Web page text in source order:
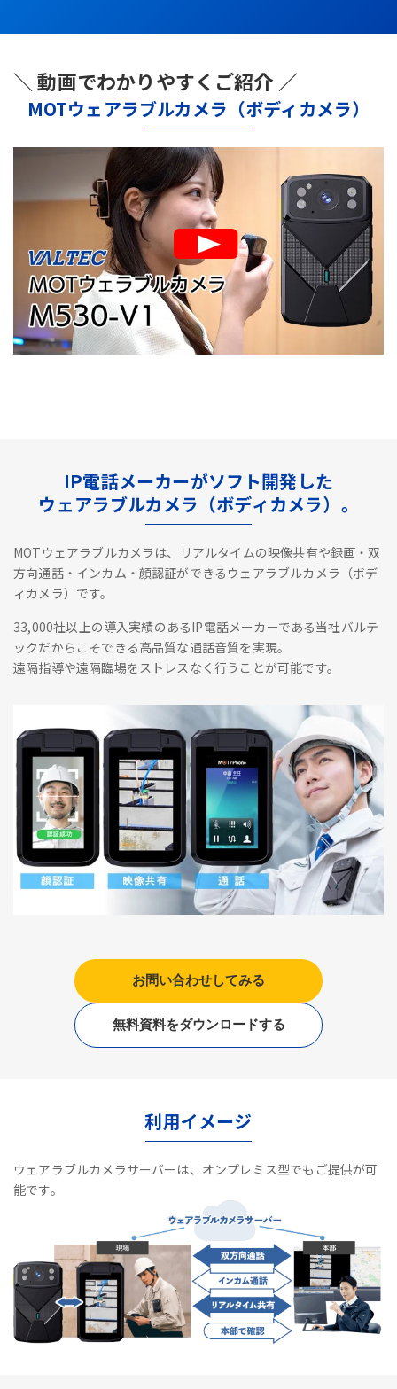
＼ 動画でわかりやすくご紹介 ／
MOTウェアラブルカメラ（ボディカメラ）
IP電話メーカーがソフト開発した
ウェアラブルカメラ（ボディカメラ）。
MOTウェアラブルカメラは、リアルタイムの映像共有や録画・双
方向通話・インカム・顔認証ができるウェアラブルカメラ（ボデ
ィカメラ）です。
33,000社以上の導入実績のあるIP電話メーカーである当社バルテ
ックだからこそできる高品質な通話音質を実現。
遠隔指導や遠隔臨場をストレスなく行うことが可能です。
お問い合わせしてみる
無料資料をダウンロードする
利用イメージ
ウェアラブルカメラサーバーは、オンプレミス型でもご提供が可
能です。